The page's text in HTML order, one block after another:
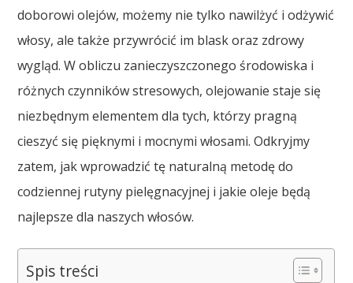
doborowi olejów, możemy nie tylko nawilżyć i odżywić
włosy, ale także przywrócić im blask oraz zdrowy
wygląd. W obliczu zanieczyszczonego środowiska i
różnych czynników stresowych, olejowanie staje się
niezbędnym elementem dla tych, którzy pragną
cieszyć się pięknymi i mocnymi włosami. Odkryjmy
zatem, jak wprowadzić tę naturalną metodę do
codziennej rutyny pielęgnacyjnej i jakie oleje będą
najlepsze dla naszych włosów.
Spis treści